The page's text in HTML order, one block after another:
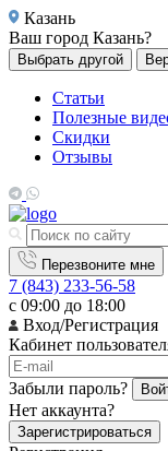
Казань
Ваш город Казань?
Выбрать другой
Статьи
Полезные
Скидки
Отзывы
Перезвоните мне
7 (843) 233-56-58
с 09:00 до 18:00
Вход/Регистрация
Кабинет
Забыли пароль?
Нет аккаунта?
Зарегистрироваться